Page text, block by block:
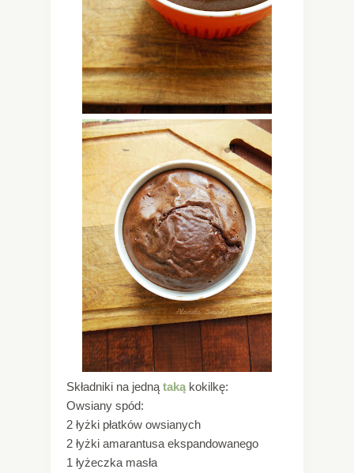
Składniki na jedną taką kokilkę:
Owsiany spód:
2 łyżki płatków owsianych
2 łyżki amarantusa ekspandowanego
1 łyżeczka masła